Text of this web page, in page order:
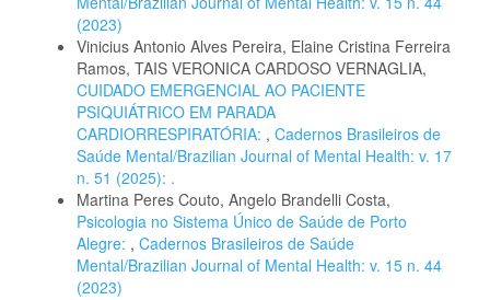
(2023)
Vinicius Antonio Alves Pereira, Elaine Cristina Ferreira
Ramos, TAIS VERONICA CARDOSO VERNAGLIA,
CUIDADO EMERGENCIAL AO PACIENTE
PSIQUIÁTRICO EM PARADA
CARDIORRESPIRATÓRIA: , Cadernos Brasileiros de
Saúde Mental/Brazilian Journal of Mental Health: v. 17
n. 51 (2025): .
Martina Peres Couto, Angelo Brandelli Costa,
Psicologia no Sistema Único de Saúde de Porto
Alegre: , Cadernos Brasileiros de Saúde
Mental/Brazilian Journal of Mental Health: v. 15 n. 44
(2023)